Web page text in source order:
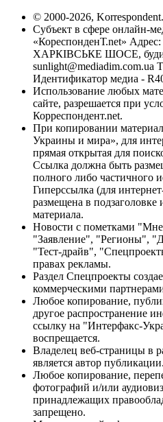
© 2000-2026,
Субъект в сфере онлайн-
«КореспонденТ.net» Адрес:
ХАРКІВСЬКЕ ШОСЕ,
sunlight@mediadim.com.ua
Идентификатор медиа -
Использование любых
сайте, разрешается при
Корреспондент.net.
При копировании
Украины и мира», для
прямая открытая для
Ссылка должна быть
полного либо частичного
Гиперссылка (для
размещена в подзаголовке
материала.
Новости с пометками
"Заявление", "Регионы",
"Тест-драйв",
правах рекламы.
Раздел Спецпроекты
коммерческими
Любое копирование,
другое распространение
ссылку на "Интерфакс-
воспрещается.
Владелец веб-страницы в
является автор публикации.
Любое копирование,
фотографий и/или
принадлежащих
запрещено.